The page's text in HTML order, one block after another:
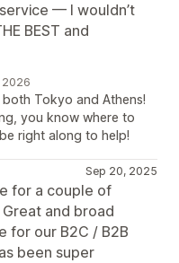
— I wouldn’t
BEST and
2026
Tokyo and Athens!
you know where to
right along to help!
Sep 20, 2025
for a couple of
and broad
for our B2C / B2B
been super